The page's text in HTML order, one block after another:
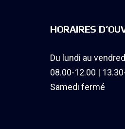
HORAIRES
Du lundi au
08.00-12.00 |
Samedi fermé